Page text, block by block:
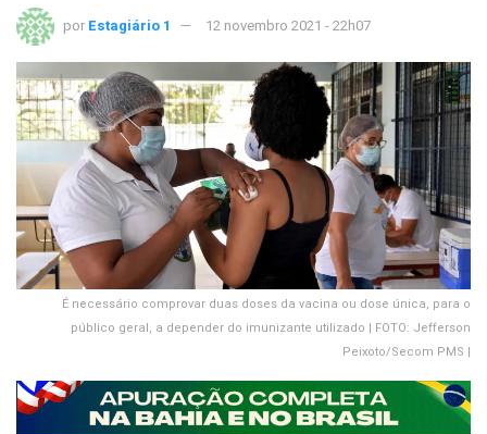
por Estagiário 1 12 novembro 2021 - 22h07
É necessário comprovar duas doses da vacina ou dose única, para o
público geral, a depender do imunizante utilizado | FOTO: Jefferson
Peixoto/Secom PMS |